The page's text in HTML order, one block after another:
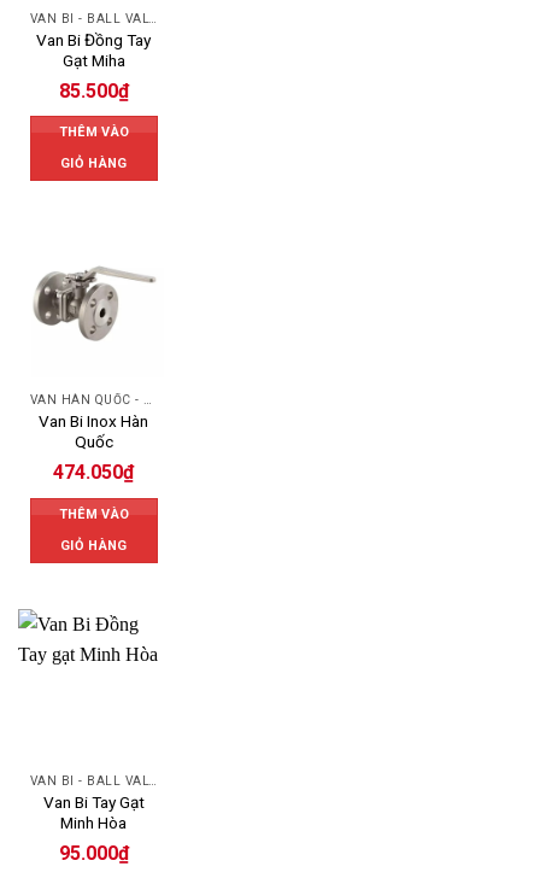
Van Bi Đồng Tay
Gạt Miha
85.500₫
THÊM VÀO
GIỎ HÀNG
Van Bi Inox Hàn
Quốc
474.050₫
THÊM VÀO
GIỎ HÀNG
Van Bi Tay Gạt
Minh Hòa
95.000₫